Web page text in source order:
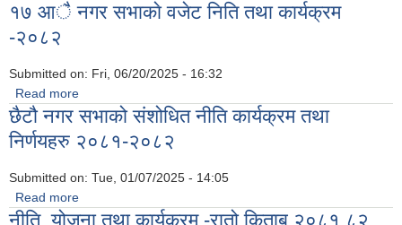
१७ आै नगर सभाकाे वजेट निति तथा कार्यक्रम
-२०८२
Submitted on: Fri, 06/20/2025 - 16:32
Read more
छैटौ नगर सभाको संशोधित नीति कार्यक्रम तथा
निर्णयहरु २०८१-२०८२
Submitted on: Tue, 01/07/2025 - 14:05
Read more
२०८१-२०८२
नीति, योजना तथा कार्यक्रम -रातो किताब २०८१.८२